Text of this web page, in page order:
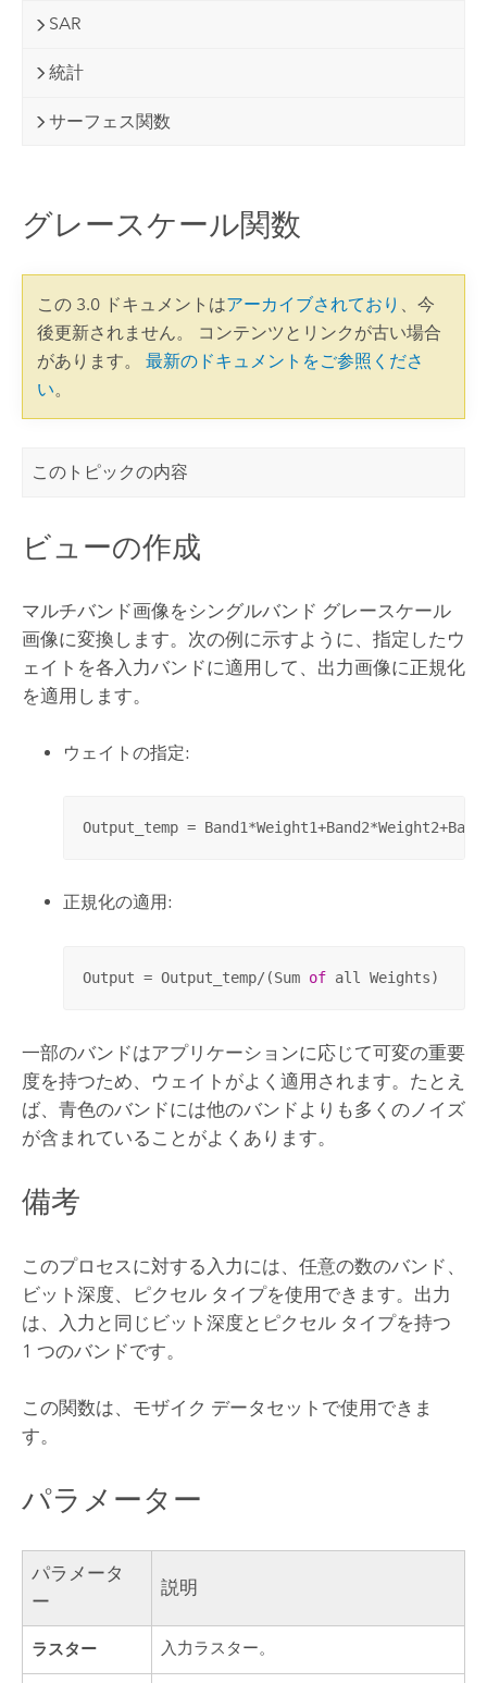
SAR
統計
サーフェス関数
グレースケール関数
この 3.0 ドキュメントはアーカイブされており
、今
後更新されません。 コンテンツとリンクが古い場合
があります。 最新のドキュメントをご参照くださ
い。
このトピックの内容
ビューの作成
マルチバンド画像をシングルバンド グレースケール
画像に変換します。次の例に示すように、指定したウ
ェイトを各入力バンドに適用して、出力画像に正規化
を適用します。
ウェイトの指定:
Output_temp =
正規化の適用:
Output = Output_temp/(Sum of all Weights)
一部のバンドはアプリケーションに応じて可変の重要
度を持つため、ウェイトがよく適用されます。たとえ
ば、青色のバンドには他のバンドよりも多くのノイズ
が含まれていることがよくあります。
備考
このプロセスに対する入力には、任意の数のバンド、
ビット深度、ピクセル タイプを使用できます。出力
は、入力と同じビット深度とピクセル タイプを持つ
1 つのバンドです。
この関数は、モザイク データセットで使用できま
す。
パラメーター
パラメータ
ー
説明
ラスター 入力ラスター。